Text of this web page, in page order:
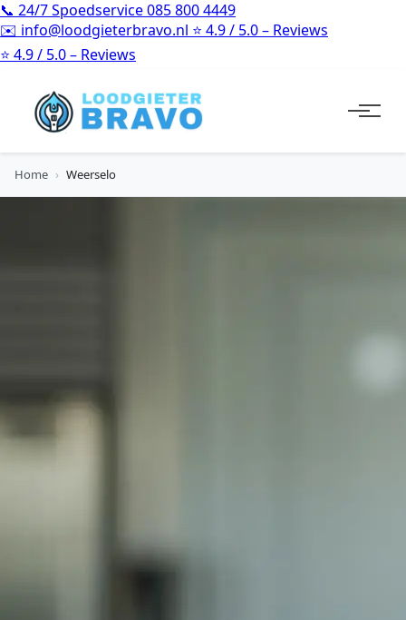
📞 24/7 Spoedservice085 800 4449
✉️ info@loodgieterbravo.nl ⭐ 4.9 / 5.0 – Reviews
⭐ 4.9 / 5.0 – Reviews
Home › Weerselo